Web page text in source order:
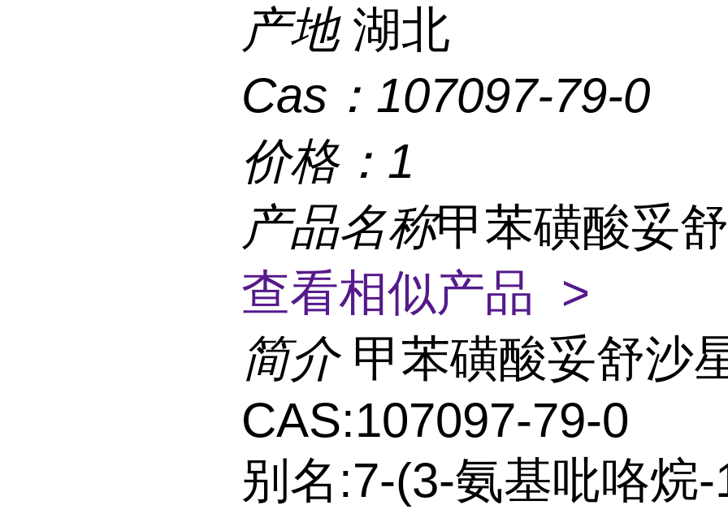
产地 湖北
Cas： 107097-79-0
价格： 1
产品名称甲苯磺酸妥
查看相似产品 >
简介 甲苯磺酸妥舒沙
CAS:107097-79-0
别名:7-(3-氨基吡咯烷-